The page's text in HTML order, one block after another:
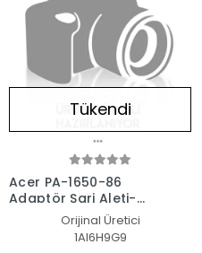
Tükendi
Acer PA-1650-86
Adaptör Şarj Aleti-
Orijinal Üretici
1AI6H9G9